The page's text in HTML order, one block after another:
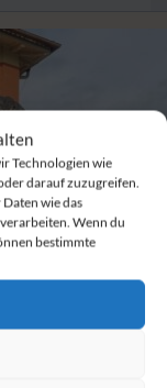
Technologien wie
darauf zuzugreifen.
wie das
Wenn du
bestimmte